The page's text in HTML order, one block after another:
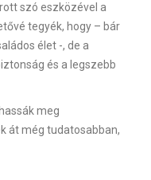
szó eszközével a
tegyék, hogy – bár
élet -, de a
és a legszebb
meg
át még tudatosabban,